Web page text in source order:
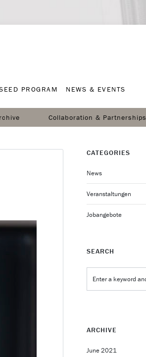
PROGRAM NEWS & EVENTS
Collaboration & Partnerships
CATEGORIES
News
Veranstaltungen
Jobangebote
SEARCH
ARCHIVE
June 2021